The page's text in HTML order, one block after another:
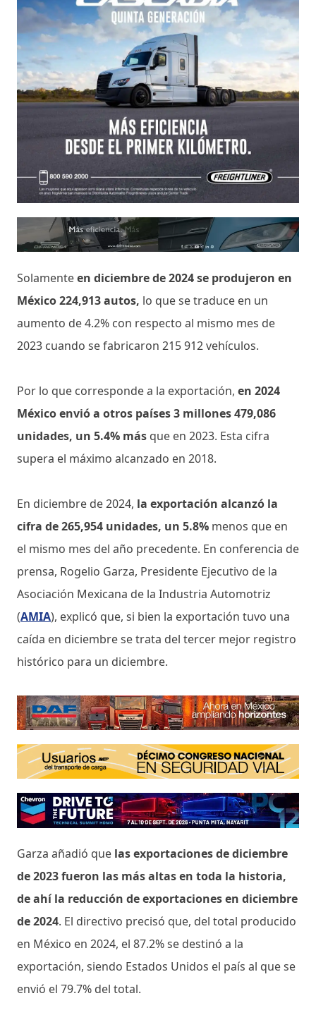
Solamenteen diciembre de 2024 se produjeron en
México 224,913 autos, lo que se traduce en un
aumento de 4.2% con respecto al mismo mes de
2023 cuando se fabricaron 215 912 vehículos.
Por lo que corresponde a la exportación, en 2024
México envió a otros países 3 millones 479,086
unidades, un 5.4% más que en 2023. Esta cifra
supera el máximo alcanzado en 2018.
En diciembre de 2024, la exportación alcanzó la
cifra de 265,954 unidades, un 5.8% menos que en
el mismo mes del año precedente. En conferencia de
prensa, Rogelio Garza, Presidente Ejecutivo de la
Asociación Mexicana de la Industria Automotriz
(AMIA), explicó que, si bien la exportación tuvo una
caída en diciembre se trata del tercer mejor registro
histórico para un diciembre.
Garza añadió que las exportaciones de diciembre
de 2023 fueron las más altas en toda la historia,
de ahí la reducción de exportaciones en diciembre
de 2024. El directivo precisó que, del total producido
en México en 2024, el 87.2% se destinó a la
exportación, siendo Estados Unidos el país al que se
envió el 79.7% del total.